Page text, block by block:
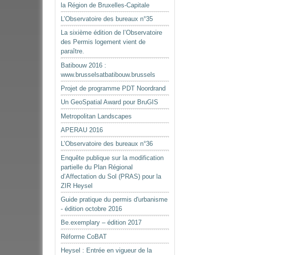
la Région de Bruxelles-Capitale
L’Observatoire des bureaux n°35
La sixième édition de l’Observatoire
des Permis logement vient de
paraître.
Batibouw 2016 :
www.brusselsatbatibouw.brussels
Projet de programme PDT Noordrand
Un GeoSpatial Award pour BruGIS
Metropolitan Landscapes
APERAU 2016
L’Observatoire des bureaux n°36
Enquête publique sur la modification
partielle du Plan Régional
d’Affectation du Sol (PRAS) pour la
ZIR Heysel
Guide pratique du permis d'urbanisme
- édition octobre 2016
Be.exemplary – édition 2017
Réforme CoBAT
Heysel : Entrée en vigueur de la